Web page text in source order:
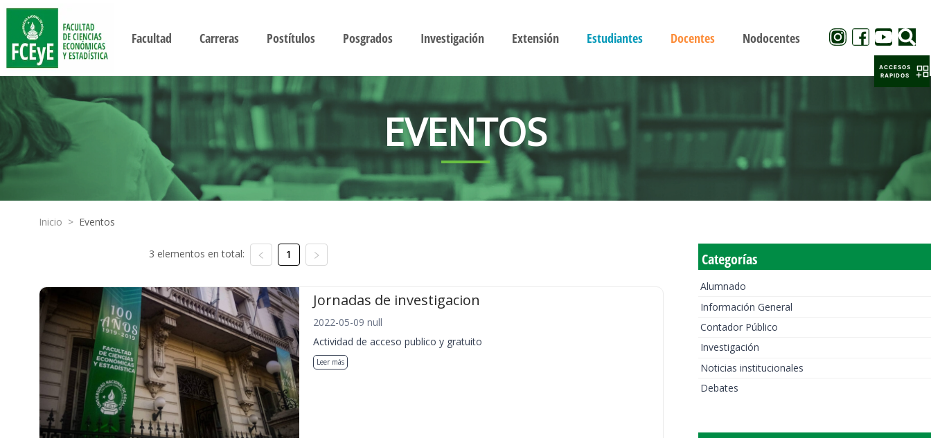
Facultad Carreras Postítulos Posgrados Investigación Extensión Estudiantes Docentes Nodocentes
EVENTOS
Inicio > Eventos
3 elementos en total: 1
Jornadas de investigacion
2022-05-09 null
Actividad de acceso publico y gratuito
Leer más
Categorías
Alumnado
Información General
Contador Público
Investigación
Noticias institucionales
Debates
ACCESOS
RAPIDOS